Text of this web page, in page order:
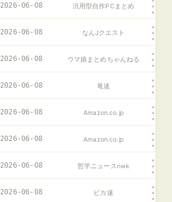
2026-06-08 汎用型自作PCまとめ
2026-06-08 なんJクエスト
2026-06-08 ウマ娘まとめちゃんねる
2026-06-08 竜速
2026-06-08 Amazon.co.jp
2026-06-08 Amazon.co.jp
2026-06-08 哲学ニュースnwk
2026-06-08 ピカ速